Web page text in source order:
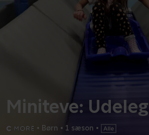
Miniteve: Udeleg
• Børn • 1 sæson •